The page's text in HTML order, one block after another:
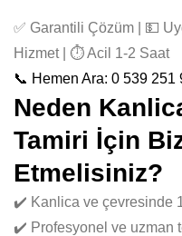
✅ Garantili Çözüm | 💵
Hizmet | ⏱️ Acil 1-2 Saat
📞 Hemen Ara: 0 539 251
Neden
Tamiri İçin
Etmelisiniz?
✔️ Kanlica ve çevresinde
✔️ Profesyonel ve uzman